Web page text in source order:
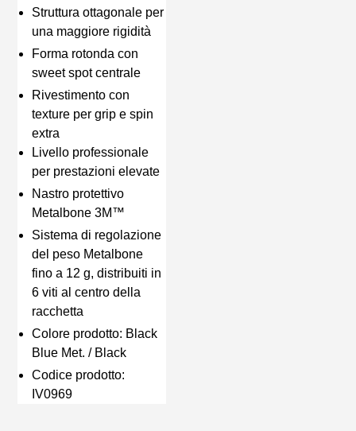
Struttura ottagonale per
una maggiore rigidità
Forma rotonda con
sweet spot centrale
Rivestimento con
texture per grip e spin
extra
Livello professionale
per prestazioni elevate
Nastro protettivo
Metalbone 3M™
Sistema di regolazione
del peso Metalbone
fino a 12 g, distribuiti in
6 viti al centro della
racchetta
Colore prodotto: Black
Blue Met. / Black
Codice prodotto:
IV0969